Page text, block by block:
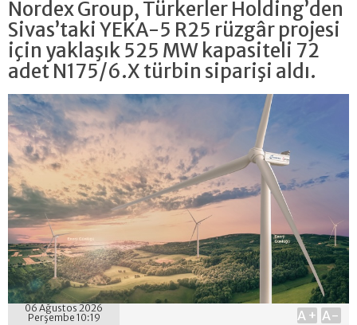
Nordex Group, Türkerler Holding’den
Sivas’taki YEKA-5 R25 rüzgâr projesi
için yaklaşık 525 MW kapasiteli 72
adet N175/6.X türbin siparişi aldı.
06 Ağustos 2026
Perşembe 10:19
A+ A-